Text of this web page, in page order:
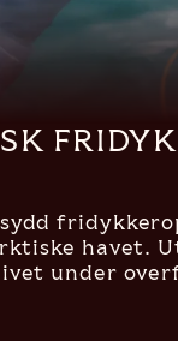
havet.
under